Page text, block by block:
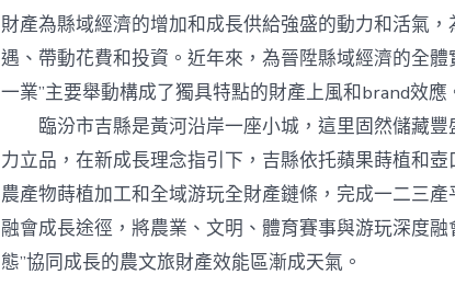
進
級
打
造
查
包
養
網
站
“農
體
財產為縣域經濟的增加和成長供給強盛的動力和活氣
遇、帶動花費和投資。近年來，為晉陞縣域經濟的全
一業”主要舉動構成了獨具特點的財產上風和brand效應
臨汾市吉縣是黃河沿岸一座小城，這里固然儲藏豐
力立品，在新成長理念指引下，吉縣依托蘋果蒔植和
農產物蒔植加工和全域游玩全財產鏈條，完成一二三
融會成長途徑，將農業、文明、體育賽事與游玩深度
態”協同成長的農文旅財產效能區漸成天氣。